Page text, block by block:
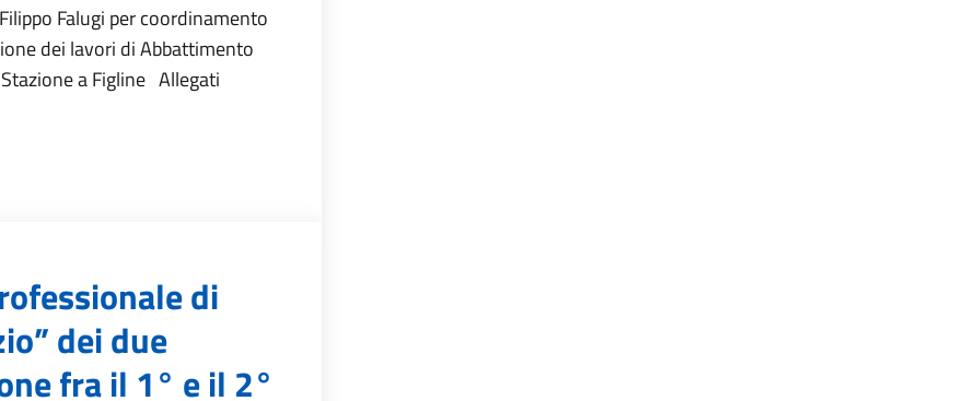
Falugi per coordinamento
dei lavori di Abbattimento
a Figline Allegati
di
dei due
fra il 1° e il 2°